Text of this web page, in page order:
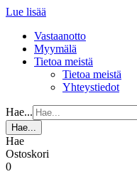
Lue lisää
Vastaanotto
Myymälä
Tietoa meistä
Tietoa meistä
Yhteystiedot
Hae...
Hae...
Hae
Ostoskori
0